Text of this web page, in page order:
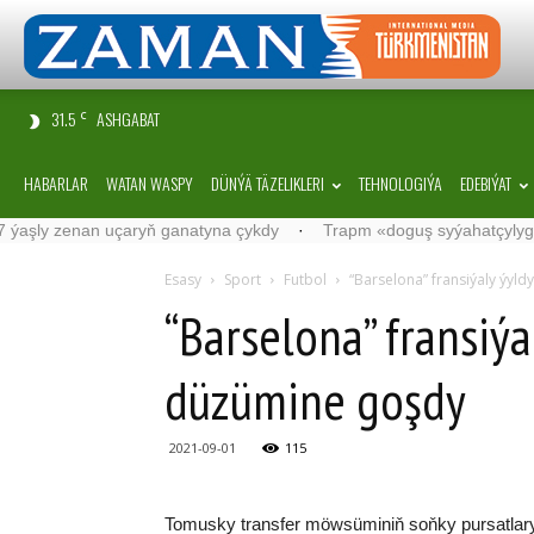
31.5 C ASHGABAT
HABARLAR WATAN WASPY DÜNÝÄ TÄZELIKLERI TEHNOLOGIÝA EDEBIÝAT
uçaryň ganatyna çykdy · Trapm «doguş syýahatçylygyny»
Esasy Sport Futbol “Barselona” fransiýaly
“Barselona”
düzümine goşdy
2021-09-01 115
Tomusky transfer möwsüminiň soňky